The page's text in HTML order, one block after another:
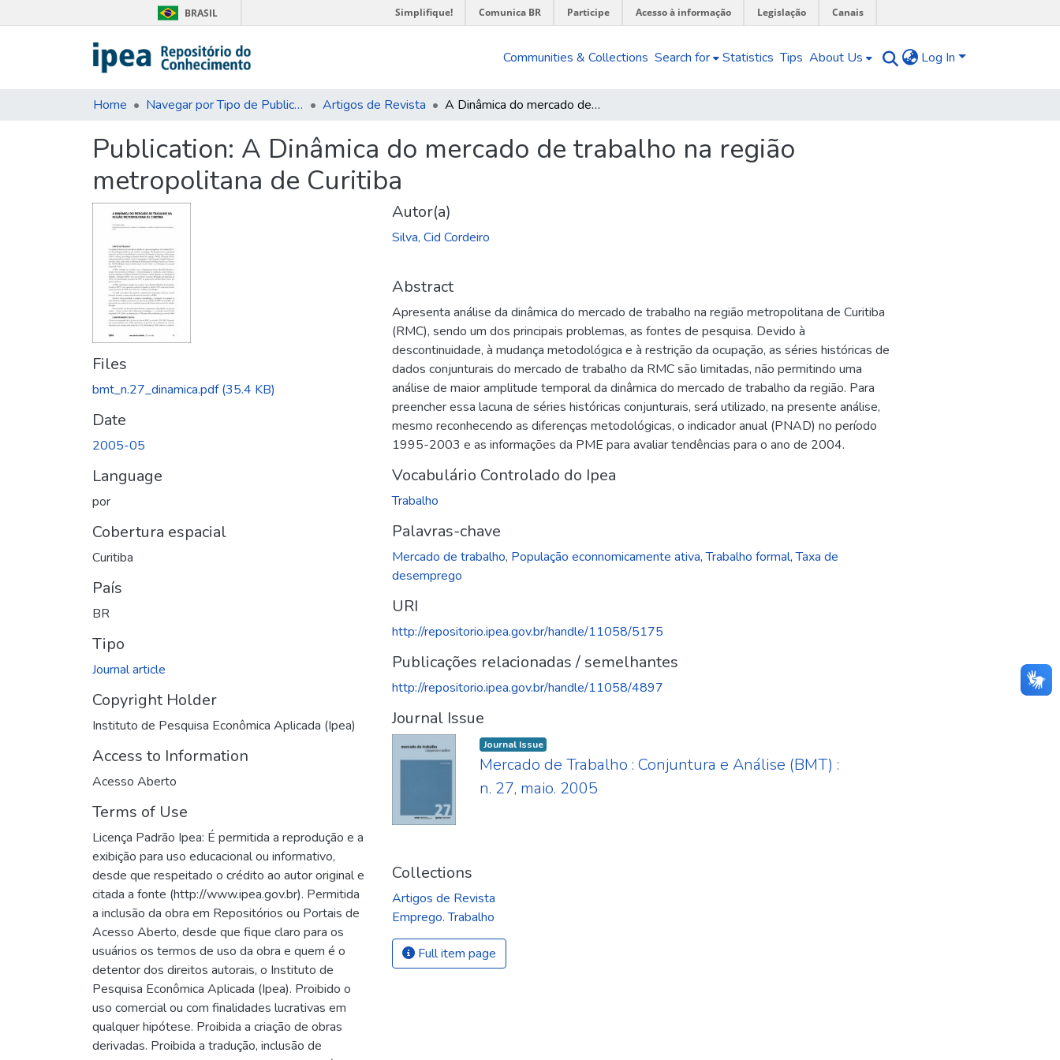
BRASIL Simplifique! Comunica BR Participe Acesso à informação Legislação Canais
Communities & Collections Search for Statistics Tips About Us Log In
Home Navegar por Tipo de Publicação Artigos de Revista A Dinâmica do mercado de trabalho na região metropolitana de Curitiba
Publication: A Dinâmica do mercado de trabalho na região
metropolitana de Curitiba
Files
bmt_n.27_dinamica.pdf(35.4 KB)
Date
2005-05
Language
por
Cobertura espacial
Curitiba
País
BR
Tipo
Journal article
Copyright Holder
Instituto de Pesquisa Econômica Aplicada (Ipea)
Access to Information
Acesso Aberto
Terms of Use
Licença Padrão Ipea: É permitida a reprodução e a
exibição para uso educacional ou informativo,
desde que respeitado o crédito ao autor original e
citada a fonte (http://www.ipea.gov.br). Permitida
a inclusão da obra em Repositórios ou Portais de
Acesso Aberto, desde que fique claro para os
usuários os termos de uso da obra e quem é o
detentor dos direitos autorais, o Instituto de
Pesquisa Econômica Aplicada (Ipea). Proibido o
uso comercial ou com finalidades lucrativas em
qualquer hipótese. Proibida a criação de obras
derivadas. Proibida a tradução, inclusão de
Autor(a)
Silva, Cid Cordeiro
Abstract
Apresenta análise da dinâmica do mercado de trabalho na região metropolitana de Curitiba
(RMC), sendo um dos principais problemas, as fontes de pesquisa. Devido à
descontinuidade, à mudança metodológica e à restrição da ocupação, as séries históricas de
dados conjunturais do mercado de trabalho da RMC são limitadas, não permitindo uma
análise de maior amplitude temporal da dinâmica do mercado de trabalho da região. Para
preencher essa lacuna de séries históricas conjunturais, será utilizado, na presente análise,
mesmo reconhecendo as diferenças metodológicas, o indicador anual (PNAD) no período
1995-2003 e as informações da PME para avaliar tendências para o ano de 2004.
Vocabulário Controlado do Ipea
Trabalho
Palavras-chave
Mercado de trabalho, População econnomicamente ativa,Trabalho formal,Taxa de
desemprego
URI
http://repositorio.ipea.gov.br/handle/11058/5175
Publicações relacionadas / semelhantes
http://repositorio.ipea.gov.br/handle/11058/4897
Journal Issue
Journal Issue
Mercado de Trabalho : Conjuntura e Análise (BMT) :
n. 27, maio. 2005
Collections
Artigos de Revista
Emprego. Trabalho
Full item page